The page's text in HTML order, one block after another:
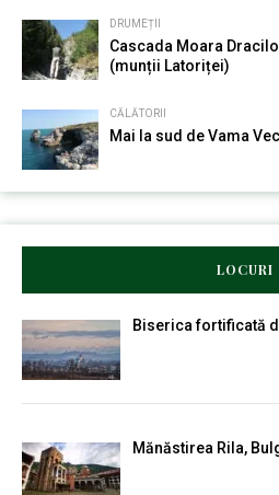
DRUMEȚII
Cascada Moara
(munții Latoriței)
CĂLĂTORII
Mai la sud de Vama
LOCURI
Biserica fortificată
Mănăstirea Rila,